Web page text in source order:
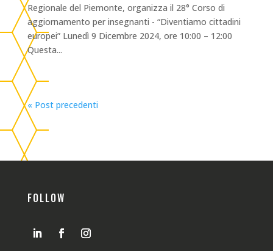
Regionale del Piemonte, organizza il 28° Corso di
aggiornamento per insegnanti - “Diventiamo cittadini
europei” Lunedì 9 Dicembre 2024, ore 10:00 – 12:00
Questa...
« Post precedenti
FOLLOW